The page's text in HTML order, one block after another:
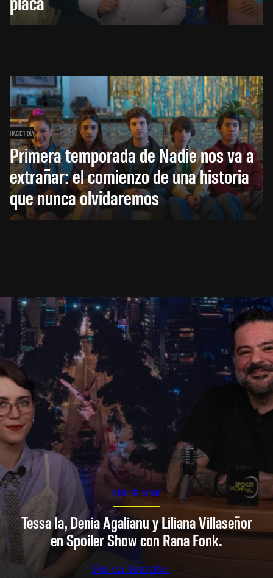
HACE 1 DÍA
Primera temporada de Nadie nos va a
extrañar: el comienzo de una historia
que nunca olvidaremos
SPOILER SHOW
Tessa Ia, Denia Agalianu y Liliana Villaseñor
en Spoiler Show con Rana Fonk.
Ver en Youtube